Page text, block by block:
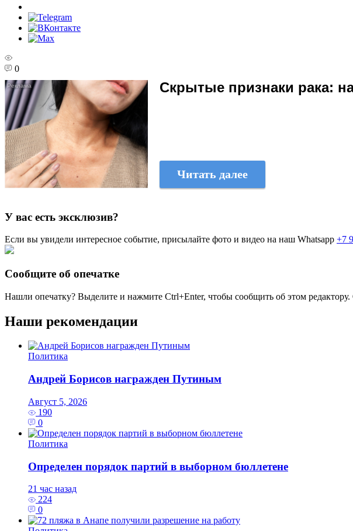
0
Скрытые признаки рака:
Читать далее
У вас есть эксклюзив?
Если вы увидели интересное событие, присылайте фото и видео на наш Whatsapp +7
Сообщите об опечатке
Нашли опечатку? Выделите и нажмите Ctrl+Enter, чтобы сообщить об этом
Наши рекомендации
Политика
Андрей Борисов награжден Путиным
Август 5, 2026
190
0
Политика
Определен порядок партий в выборном бюллетене
21 час назад
224
0